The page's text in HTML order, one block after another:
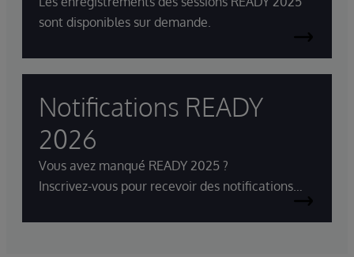
sont disponibles sur demande.
Notifications READY
2026
Vous avez manqué READY 2025 ?
Inscrivez-vous pour recevoir des notifications